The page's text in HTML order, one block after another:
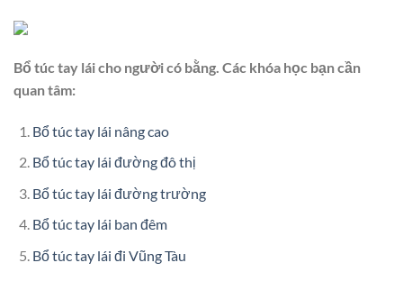
Bổ túc tay lái cho người có bằng. Các khóa học bạn cần
quan tâm:
Bổ túc tay lái nâng cao
Bổ túc tay lái đường đô thị
Bổ túc tay lái đường trường
Bổ túc tay lái ban đêm
Bổ túc tay lái đi Vũng Tàu